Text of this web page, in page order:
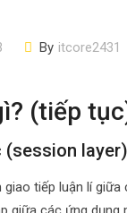
By itcore2431
(tiếp
(session layer)
tiếp luận lí giữa